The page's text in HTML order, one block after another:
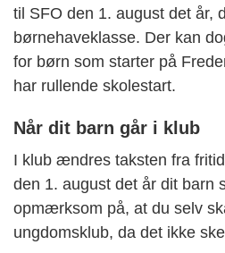
til SFO den 1. august det år,
børnehaveklasse. Der kan
for børn som starter på
har rullende skolestart.
Når dit barn går i klub
I klub ændres taksten fra
den 1. august det år dit barn
opmærksom på, at du selv
ungdomsklub, da det ikke